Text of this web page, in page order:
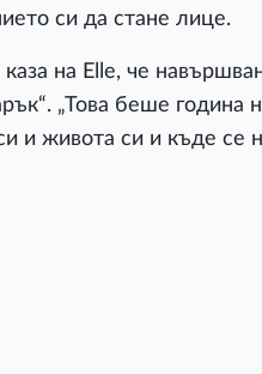
си да стане лице.
на Elle, че
„Това беше
и живота си и къде се